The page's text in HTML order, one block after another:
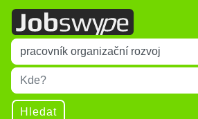
Title
Type 1 or more characters for results.
Místo
Type 1 or more characters for results.
Hledat